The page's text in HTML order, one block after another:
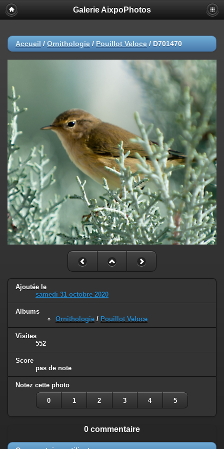
Galerie AixpoPhotos
Accueil / Ornithologie / Pouillot Veloce / D701470
Ajoutée le
samedi 31 octobre 2020
Albums
Ornithologie / Pouillot Veloce
Visites
552
Score
pas de note
Notez cette photo
0 1 2 3 4 5
0 commentaire